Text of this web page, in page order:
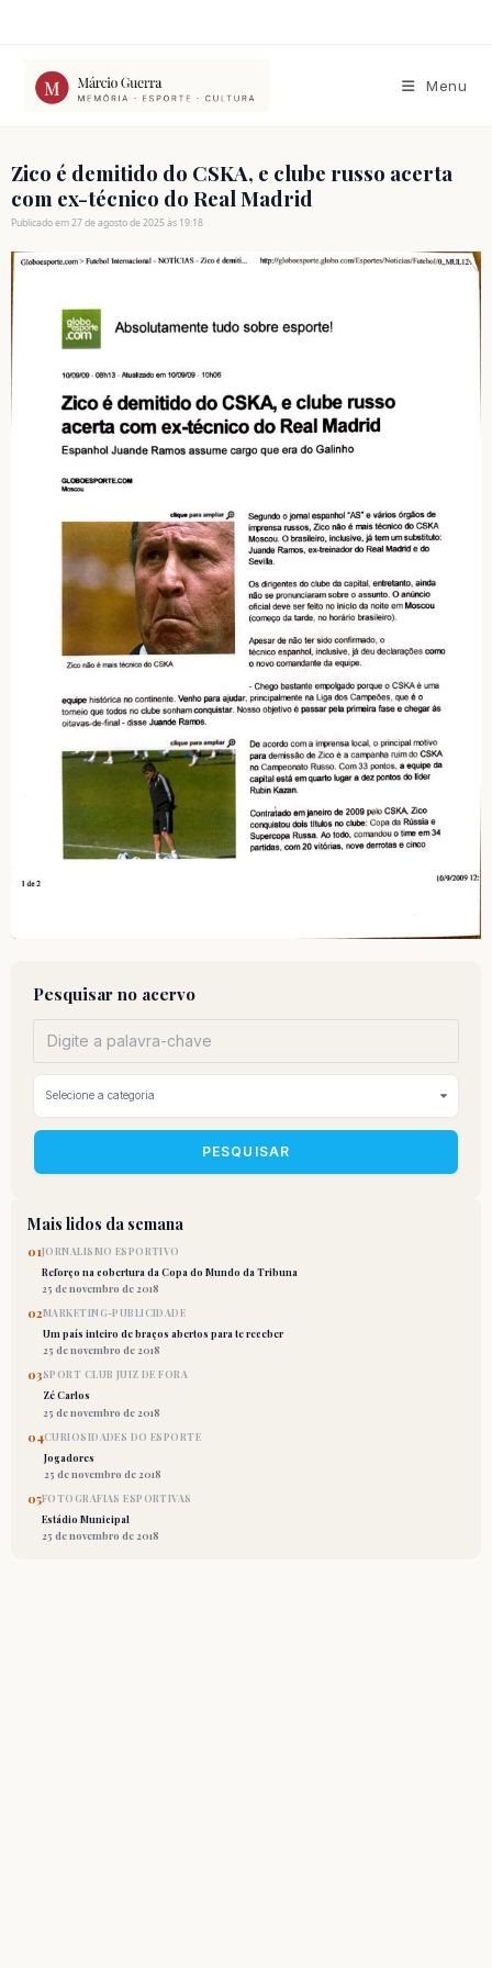
conteúdo
Menu
Zico é demitido do CSKA, e clube russo acerta
com ex-técnico do Real Madrid
Publicado em 27 de agosto de 2025 às 19:18
Pesquisar no acervo
PESQUISAR
Mais lidos da semana
01JORNALISMO ESPORTIVO
Reforço na cobertura da Copa do Mundo da Tribuna
25 de novembro de 2018
02MARKETING-PUBLICIDADE
Um país inteiro de braços abertos para te receber
25 de novembro de 2018
03SPORT CLUB JUIZ DE FORA
Zé Carlos
25 de novembro de 2018
04CURIOSIDADES DO ESPORTE
Jogadores
25 de novembro de 2018
05FOTOGRAFIAS ESPORTIVAS
Estádio Municipal
25 de novembro de 2018